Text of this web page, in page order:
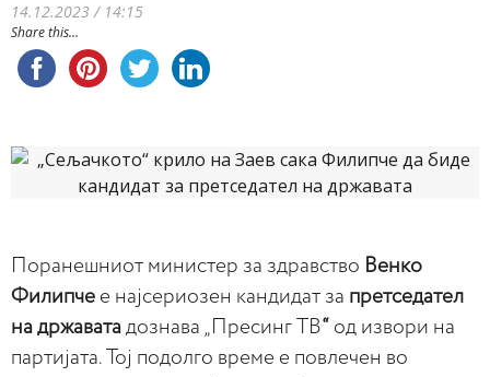
14.12.2023 / 14:15
Share this...
Поранешниот министер за здравство Венко
Филипче е најсериозен кандидат за претседател
на државата дознава „Пресинг ТВ“ од извори на
партијата. Тој подолго време е повлечен во